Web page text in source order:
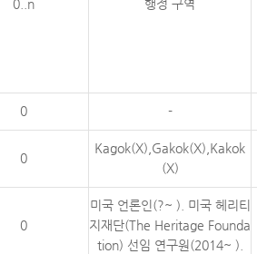
0..n 행정 구역
0 -
0
Kagok(X),Gakok(X),Kakok
(X)
0
미국 언론인(?~ ). 미국 헤리티
지재단(The Heritage Founda
tion) 선임 연구원(2014~ ).